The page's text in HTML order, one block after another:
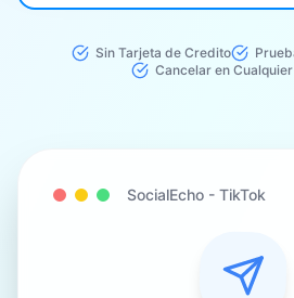
Sin Tarjeta de Credito
Cancelar en
SocialEcho - TikTok